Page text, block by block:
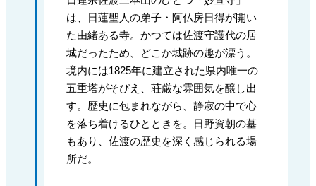
は、日蓮聖人の弟子・阿仏房日得が開い
た由緒ある寺。かつては佐渡守護代の居
城だったため、どこか城跡の趣が漂う。
境内には1825年に建立された県内唯一の
五重塔がそびえ、荘厳な雰囲気を醸し出
す。歴史に包まれながら、静寂の中で心
を落ち着けるひとときを。日野資朝の墓
もあり、佐渡の歴史を深く感じられる場
所だ。